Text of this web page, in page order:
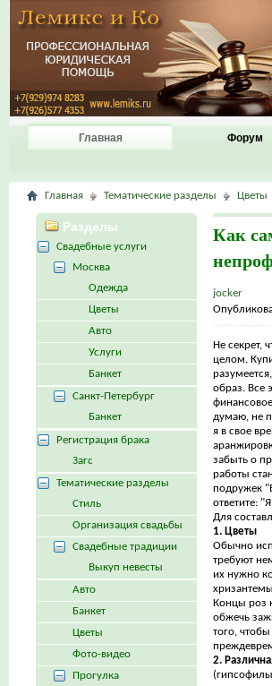
Главная Форум
Главная Тематические разделы Цветы
Как
jocker
Не секрет,
целом.
образ. Все
думаю, не
я в свое
забыть о
работы
подружек
ответите:
Для
1. Цветы
Обычно
требуют
их нужно
Концы роз
обжечь
того,
2.
Разделы
Свадебные услуги
Москва
Одежда
Цветы
Авто
Услуги
Банкет
Санкт-Петербург
Банкет
Регистрация брака
Загс
Тематические разделы
Стиль
Организация свадьбы
Свадебные традиции
Выкуп невесты
Авто
Банкет
Цветы
Фото-видео
Прогулка